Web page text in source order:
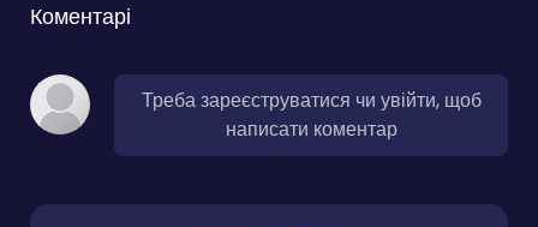
Коментарі
Треба зареєструватися чи увійти, щоб
написати коментар